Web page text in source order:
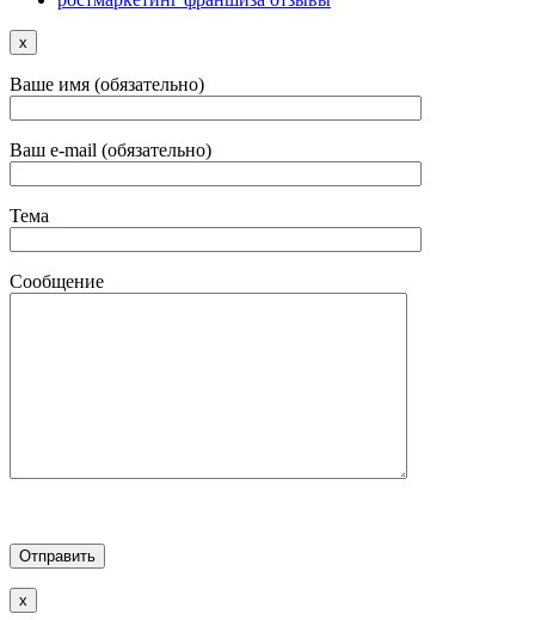
x
Ваше имя (обязательно)
Ваш e-mail (обязательно)
Тема
Сообщение
x